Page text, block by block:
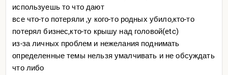
используешь то что дают
все что-то потеряли ,у кого-то родных убило,кто-то
потерял бизнес,кто-то крышу над головой(etc)
из-за личных проблем и нежелания поднимать
определенные темы нельзя умалчивать и не обсуждать
что либо